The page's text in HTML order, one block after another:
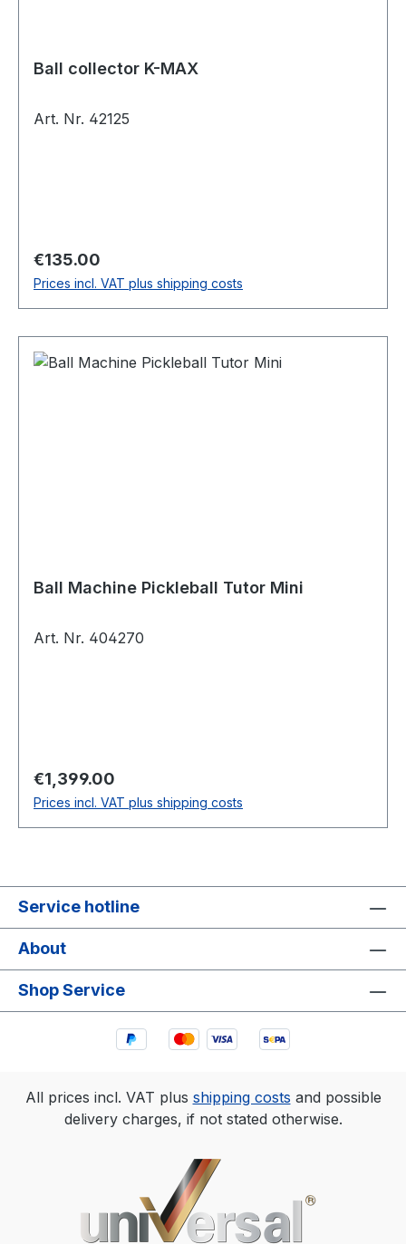
Ball collector K-MAX
Art. Nr. 42125
Regular price:
€135.00
Prices incl. VAT plus shipping costs
Ball Machine Pickleball Tutor Mini
Art. Nr. 404270
Regular price:
€1,399.00
Prices incl. VAT plus shipping costs
Service hotline
About
Shop Service
All prices incl. VAT plus shipping costs and possible
delivery charges, if not stated otherwise.